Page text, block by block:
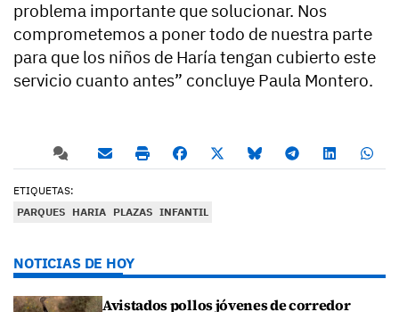
problema importante que solucionar. Nos
comprometemos a poner todo de nuestra parte
para que los niños de Haría tengan cubierto este
servicio cuanto antes” concluye Paula Montero.
ETIQUETAS:
PARQUES HARIA PLAZAS INFANTIL
NOTICIAS DE HOY
Avistados pollos jóvenes de corredor